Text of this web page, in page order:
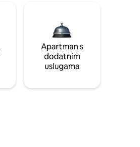
Apartman s
dodatnim
uslugama